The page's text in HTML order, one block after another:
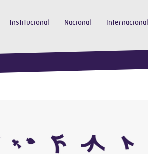
Institucional Nacional Internacional